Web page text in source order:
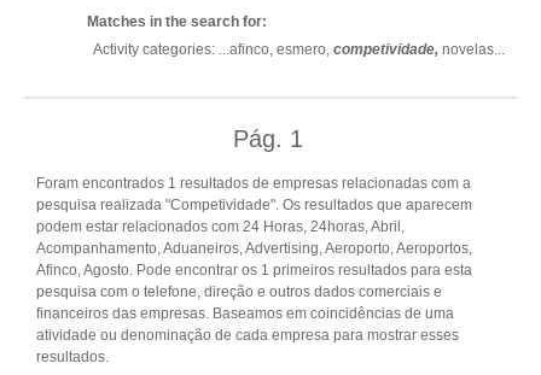
Matches in the search for:
Activity categories: ...afinco, esmero, competividade, novelas...
Pág. 1
Foram encontrados 1 resultados de empresas relacionadas com a
pesquisa realizada "Competividade". Os resultados que aparecem
podem estar relacionados com 24 Horas, 24horas, Abril,
Acompanhamento, Aduaneiros, Advertising, Aeroporto, Aeroportos,
Afinco, Agosto. Pode encontrar os 1 primeiros resultados para esta
pesquisa com o telefone, direção e outros dados comerciais e
financeiros das empresas. Baseamos em coincidências de uma
atividade ou denominação de cada empresa para mostrar esses
resultados.